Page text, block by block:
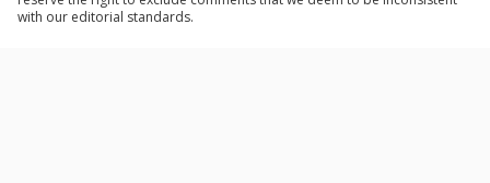
with our editorial standards.